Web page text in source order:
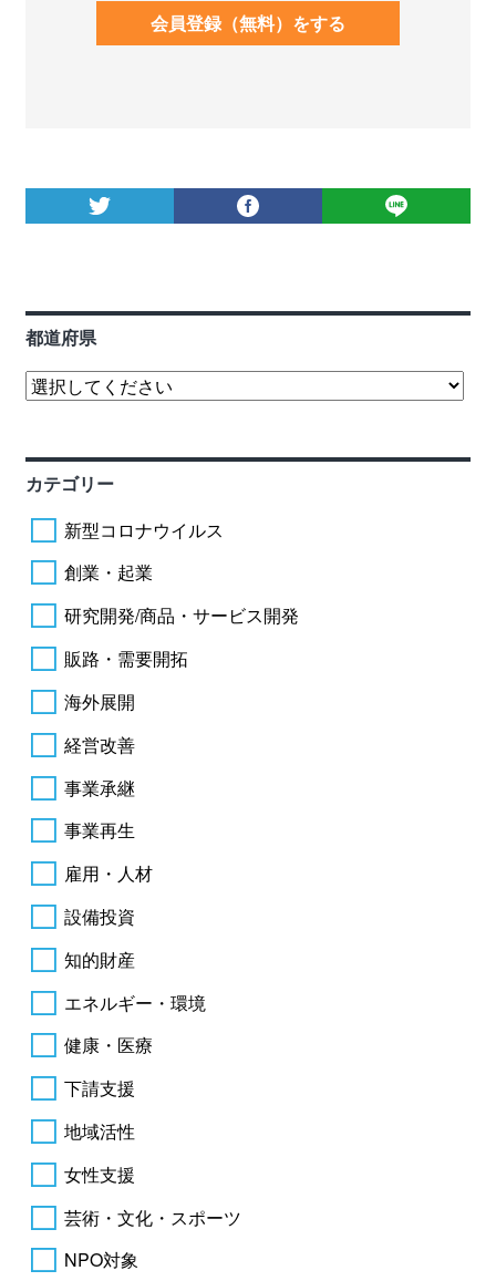
会員登録（無料）をする
都道府県
カテゴリー
新型コロナウイルス
創業・起業
研究開発/商品・サービス開発
販路・需要開拓
海外展開
経営改善
事業承継
事業再生
雇用・人材
設備投資
知的財産
エネルギー・環境
健康・医療
下請支援
地域活性
女性支援
芸術・文化・スポーツ
NPO対象